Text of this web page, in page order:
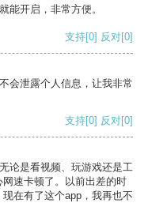
能开启，非常方便。
支持[0] 反对[0]
会泄露个人信息，让我非常
支持[0] 反对[0]
论是看视频、玩游戏还是工
速卡顿了。以前出差的时
在有了这个app，我再也不